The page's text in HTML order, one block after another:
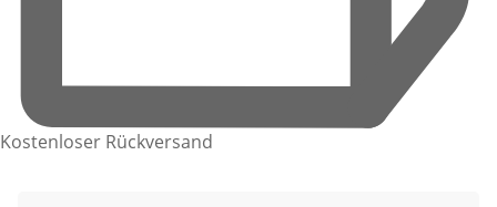
Kostenloser Rückversand